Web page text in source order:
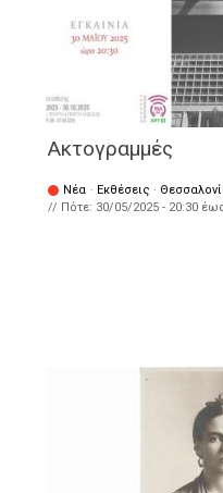
Ακτογραμμές
Νέα · Εκθέσεις ·
// Πότε: 30/05/2025 - 20:30